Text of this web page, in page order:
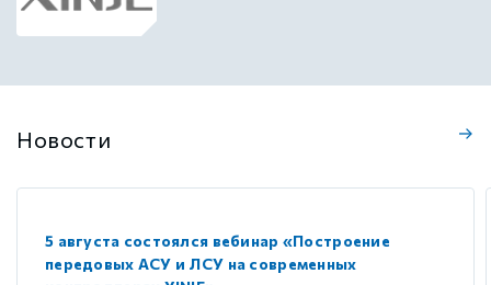
Новости
5 августа состоялся вебинар «Построение
передовых АСУ и ЛСУ на современных